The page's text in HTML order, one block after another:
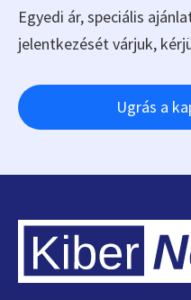
Egyedi ár, speciális
jelentkezését várjuk,
Ugrás a